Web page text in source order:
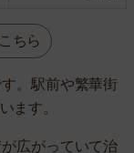
ちら
。駅前や繁華街
ます。
広がっていて治